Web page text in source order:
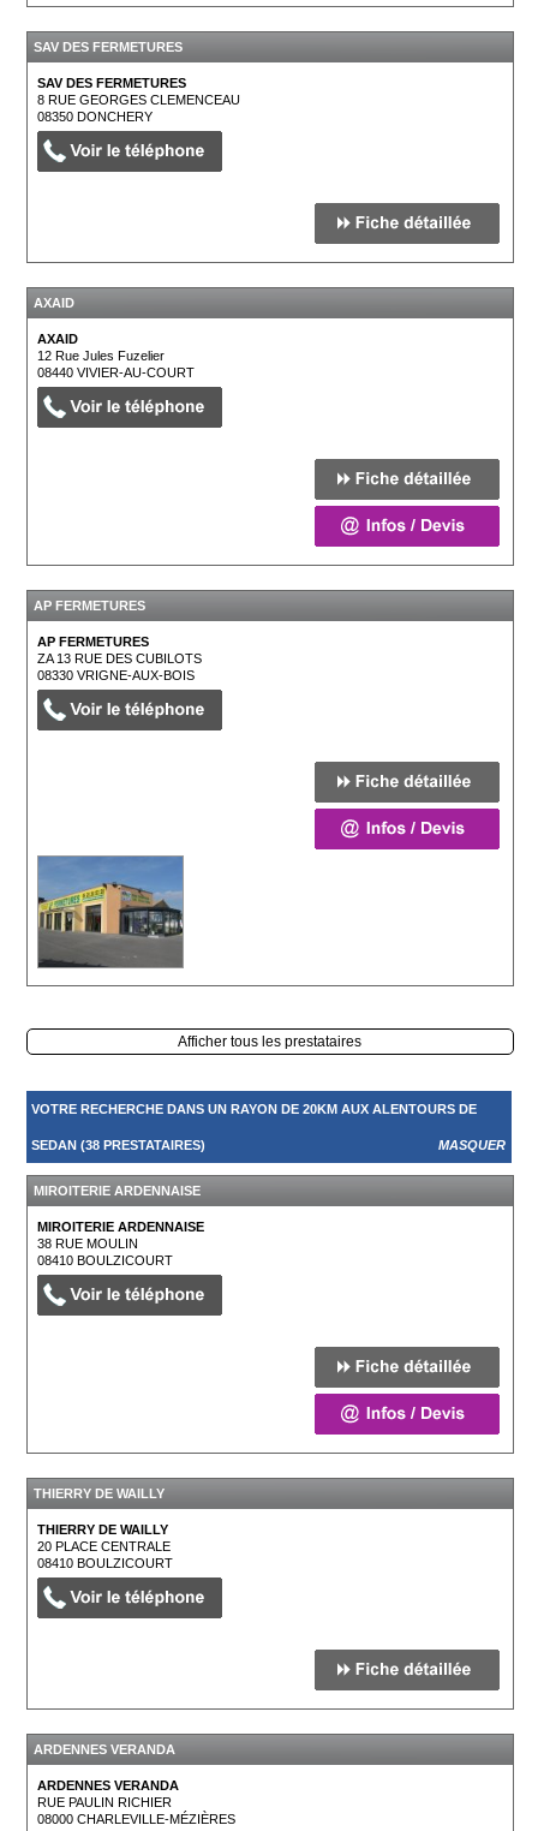
SAV DES FERMETURES
SAV DES FERMETURES
8 RUE GEORGES CLEMENCEAU
08350DONCHERY
AXAID
AXAID
12 Rue Jules Fuzelier
08440VIVIER-AU-COURT
AP FERMETURES
AP FERMETURES
ZA 13 RUE DES CUBILOTS
08330VRIGNE-AUX-BOIS
Afficher tous les prestataires
VOTRE RECHERCHE DANS UN RAYON DE 20KM AUX ALENTOURS DE
SEDAN (38 PRESTATAIRES) MASQUER
MIROITERIE ARDENNAISE
MIROITERIE ARDENNAISE
38 RUE MOULIN
08410BOULZICOURT
THIERRY DE WAILLY
THIERRY DE WAILLY
20 PLACE CENTRALE
08410BOULZICOURT
ARDENNES VERANDA
ARDENNES VERANDA
RUE PAULIN RICHIER
08000CHARLEVILLE-MÉZIÈRES